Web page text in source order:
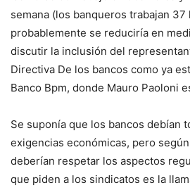
semana (los banqueros trabajan 37
probablemente se reduciría en
discutir la inclusión del
Directiva De los bancos como ya
Banco Bpm, donde Mauro Paoloni
Se suponía que los bancos debían
exigencias económicas, pero
deberían respetar los aspectos
que piden a los sindicatos es la